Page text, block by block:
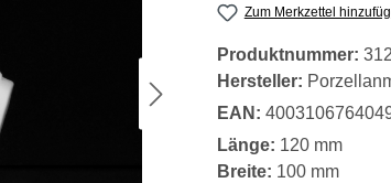
Zum Merkzettel
Produktnummer:
Hersteller:
EAN:
Länge: 120 mm
Breite: 100 mm